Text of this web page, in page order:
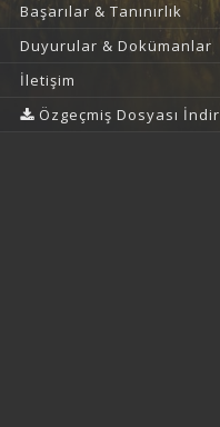
Başarılar & Tanınırlık
Duyurular & Dokümanlar
İletişim
Özgeçmiş Dosyası İndir